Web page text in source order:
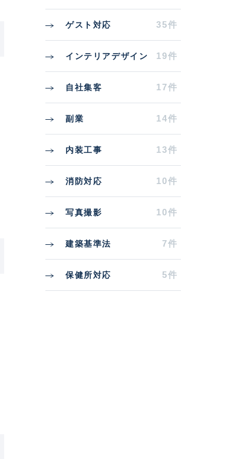
ゲスト対応 35件
インテリアデザイン 19件
自社集客 17件
副業 14件
内装工事 13件
消防対応 10件
写真撮影 10件
建築基準法 7件
保健所対応 5件